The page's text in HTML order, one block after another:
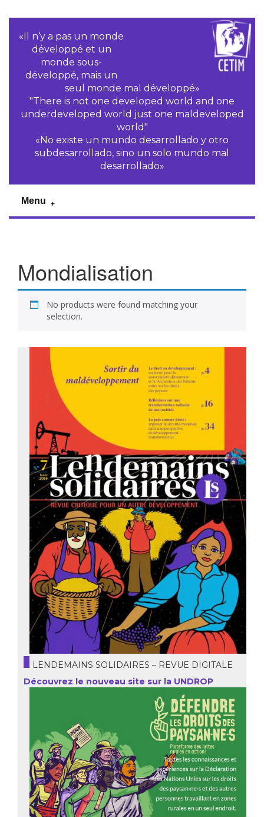
«Il n‘y a pas un monde
développé et un
monde sous-
développé, mais un
seul monde mal développé»
"There is not one developed world and one
underdeveloped world just one maldeveloped
world"
«No existe un mundo desarrollado y otro
subdesarrollado, sino un solo mundo mal
desarrollado»
Menu
Mondialisation
No products were found matching your
selection.
LENDEMAINS SOLIDAIRES – REVUE DIGITALE
Découvrez le nouveau site sur la UNDROP